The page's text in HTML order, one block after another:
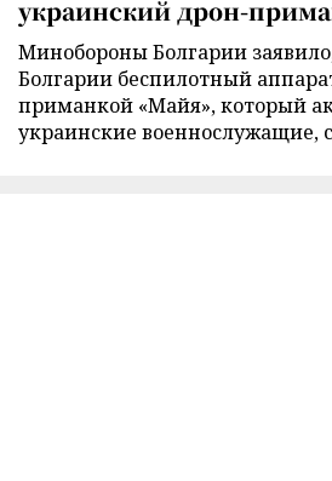
украинский дрон-
Минобороны Болгарии
Болгарии беспилотный
приманкой «Майя», который
украинские военнослужащие,